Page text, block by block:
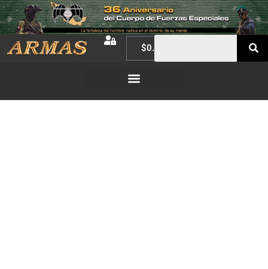
$0.00